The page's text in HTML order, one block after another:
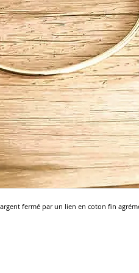
fermé par un lien en coton fin